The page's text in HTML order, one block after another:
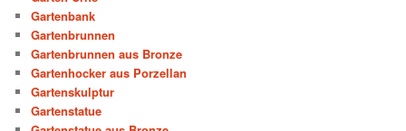
Gartenbank
Gartenbrunnen
Gartenbrunnen aus Bronze
Gartenhocker aus Porzellan
Gartenskulptur
Gartenstatue